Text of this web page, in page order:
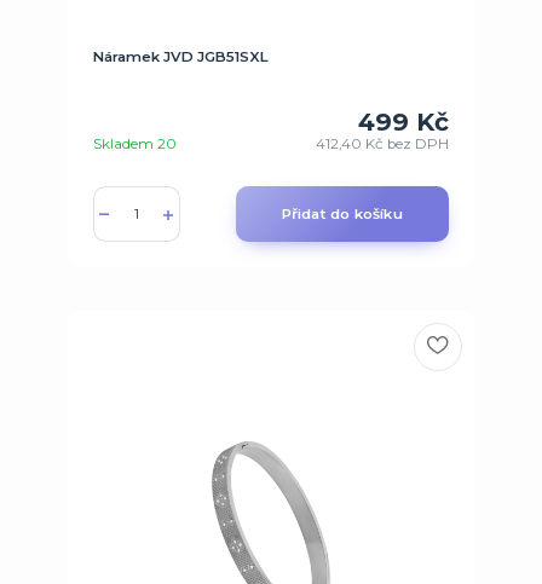
Náramek JVD JGB51SXL
499 Kč
412,40 Kč bez DPH
Skladem 20
Přidat do košíku